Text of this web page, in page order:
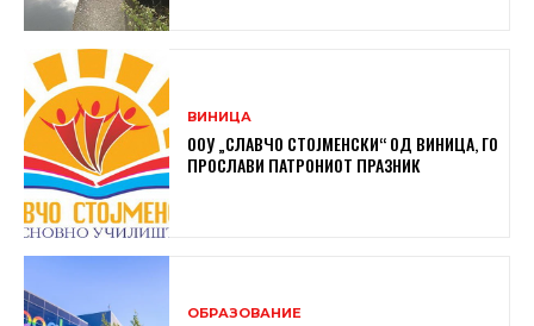
ВИНИЦА
ООУ „СЛАВЧО СТОЈМЕНСКИ“ ОД ВИНИЦА, ГО
ПРОСЛАВИ ПАТРОНИОТ ПРАЗНИК
ОБРАЗОВАНИЕ